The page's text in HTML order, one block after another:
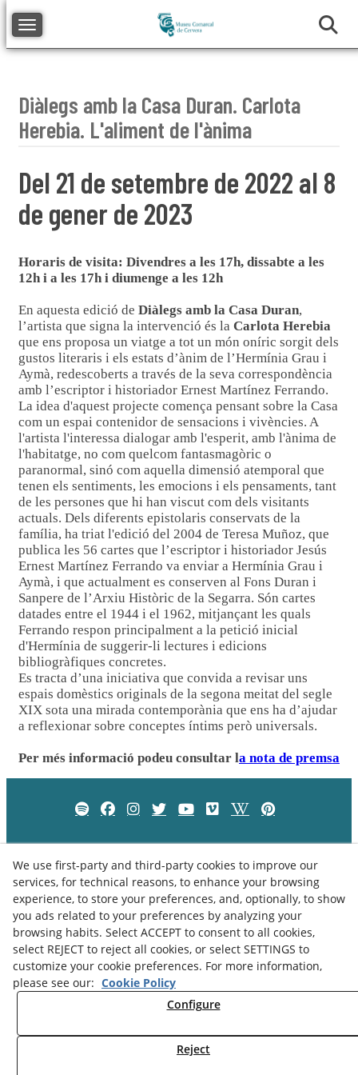
Toggle navigation
Diàlegs amb la Casa Duran. Carlota
Herebia. L'aliment de l'ànima
Del 21 de setembre de 2022 al 8
de gener de 2023
Horaris de visita: Divendres a les 17h, dissabte a les
12h i a les 17h i diumenge a les 12h
En aquesta edició de Diàlegs amb la Casa Duran,
l’artista que signa la intervenció és la Carlota Herebia
que ens proposa un viatge a tot un món oníric sorgit dels
gustos literaris i els estats d’ànim de l’Hermínia Grau i
Aymà, redescoberts a través de la seva correspondència
amb l’escriptor i historiador Ernest Martínez Ferrando.
La idea d'aquest projecte comença pensant sobre la Casa
com un espai contenidor de sensacions i vivències. A
l'artista l'interessa dialogar amb l'esperit, amb l'ànima de
l'habitatge, no com quelcom fantasmagòric o
paranormal, sinó com aquella dimensió atemporal que
tenen els sentiments, les emocions i els pensaments, tant
de les persones que hi han viscut com dels visitants
actuals. Dels diferents epistolaris conservats de la
família, ha triat l'edició del 2004 de Teresa Muñoz, que
publica les 56 cartes que l’escriptor i historiador Jesús
Ernest Martínez Ferrando va enviar a Hermínia Grau i
Aymà, i que actualment es conserven al Fons Duran i
Sanpere de l’Arxiu Històric de la Segarra. Són cartes
datades entre el 1944 i el 1962, mitjançant les quals
Ferrando respon principalment a la petició inicial
d'Hermínia de suggerir-li lectures i edicions
bibliogràfiques concretes.
Es tracta d’una iniciativa que convida a revisar uns
espais domèstics originals de la segona meitat del segle
XIX sota una mirada contemporània que ens ha d’ajudar
a reflexionar sobre conceptes íntims però universals.
Per més informació podeu consultar la nota de premsa
Legal Advice
Cookies Policy
Privacy Policy
We use first-party and third-party cookies to improve our
services, for technical reasons, to enhance your browsing
experience, to store your preferences, and, optionally, to show
you ads related to your preferences by analyzing your
browsing habits. Select ACCEPT to consent to all cookies,
select REJECT to reject all cookies, or select SETTINGS to
customize your cookie preferences. For more information,
please see our: Cookie Policy
Configure
Reject